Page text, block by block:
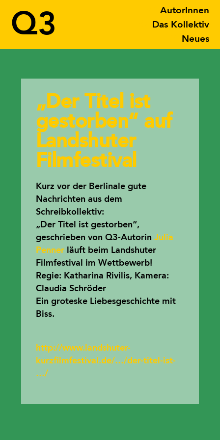
Q3
AutorInnen
Das Kollektiv
Neues
„Der Titel ist
gestorben“ auf
Landshuter
Filmfestival
Kurz vor der Berlinale gute
Nachrichten aus dem
Schreibkollektiv:
„Der Titel ist gestorben“,
geschrieben von Q3-Autorin Julia
Pennerläuft beim Landshuter
Filmfestival im Wettbewerb!
Regie: Katharina Rivilis, Kamera:
Claudia Schröder
Ein groteske Liebesgeschichte mit
Biss.
http://www.landshuter-
kurzfilmfestival.de/…/der-titel-ist-
…/